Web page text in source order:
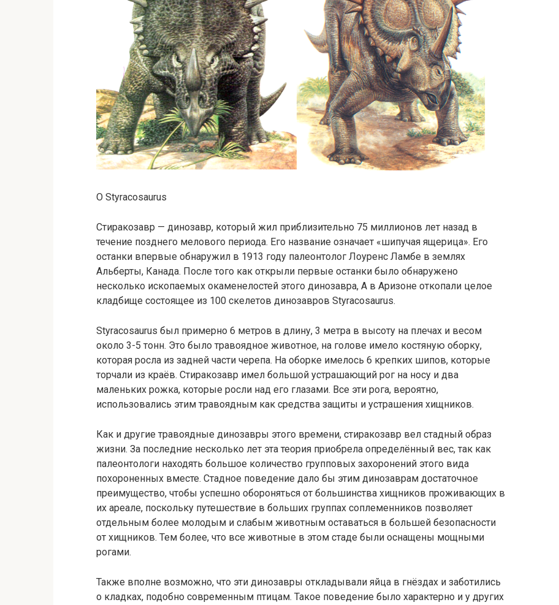
О Styracosaurus
Стиракозавр — динозавр, который жил приблизительно 75 миллионов лет назад в
течение позднего мелового периода. Его название означает «шипучая ящерица». Его
останки впервые обнаружил в 1913 году палеонтолог Лоуренс Ламбе в землях
Альберты, Канада. После того как открыли первые останки было обнаружено
несколько ископаемых окаменелостей этого динозавра, А в Аризоне откопали целое
кладбище состоящее из 100 скелетов динозавров Styracosaurus.
Styracosaurus был примерно 6 метров в длину, 3 метра в высоту на плечах и весом
около 3-5 тонн. Это было травоядное животное, на голове имело костяную оборку,
которая росла из задней части черепа. На оборке имелось 6 крепких шипов, которые
торчали из краёв. Стиракозавр имел большой устрашающий рог на носу и два
маленьких рожка, которые росли над его глазами. Все эти рога, вероятно,
использовались этим травоядным как средства защиты и устрашения хищников.
Как и другие травоядные динозавры этого времени, стиракозавр вел стадный образ
жизни. За последние несколько лет эта теория приобрела определённый вес, так как
палеонтологи находять большое количество групповых захоронений этого вида
похороненных вместе. Стадное поведение дало бы этим динозаврам достаточное
преимущество, чтобы успешно обороняться от большинства хищников проживающих в
их ареале, поскольку путешествие в больших группах соплеменников позволяет
отдельным более молодым и слабым животным оставаться в большей безопасности
от хищников. Тем более, что все животные в этом стаде были оснащены мощными
рогами.
Также вполне возможно, что эти динозавры откладывали яйца в гнёздах и заботились
о кладках, подобно современным птицам. Такое поведение было характерно и у других